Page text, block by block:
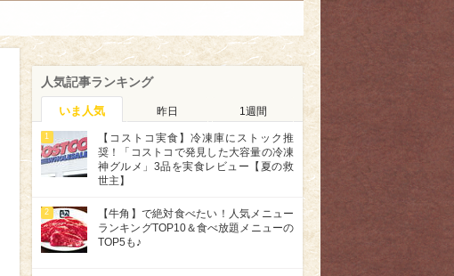
人気記事ランキング
いま人気 昨日 1週間
1
【コストコ実食】冷凍庫にストック推
奨！「コストコで発見した大容量の冷凍
神グルメ」3品を実食レビュー【夏の救
世主】
2
【牛角】で絶対食べたい！人気メニュー
ランキングTOP10＆食べ放題メニューの
TOP5も♪